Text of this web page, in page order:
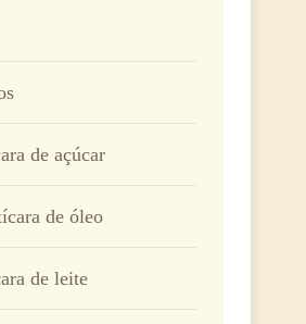
de açúcar
de óleo
de leite